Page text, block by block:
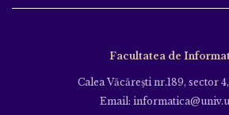
Facultatea de
Calea Văcăreşti nr.189, sector
Email: